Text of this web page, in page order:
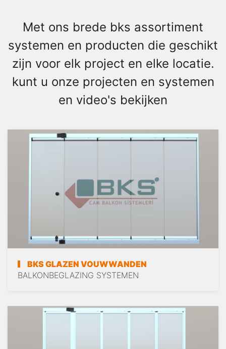
Met ons brede bks assortiment
systemen en producten die geschikt
zijn voor elk project en elke locatie.
kunt u onze projecten en systemen
en video's bekijken
BKS GLAZEN VOUWWANDEN
BALKONBEGLAZING SYSTEMEN